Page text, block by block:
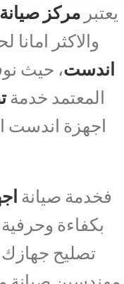
يعتبر مركز
والاكثر
اندست، حيث
المعتمد خدمة
اجهزة اندست
فخدمة صيانة
بكفاءة
تصليح